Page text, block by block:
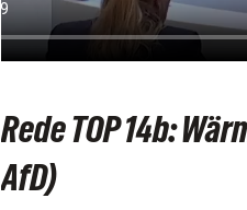
Rede TOP 14b:
AfD)